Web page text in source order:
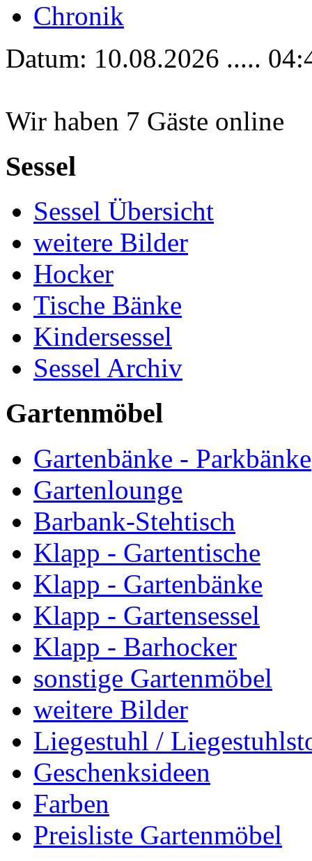
Chronik
Datum: 10.08.2026 .....
Wir haben 7 Gäste online
Sessel
Sessel Übersicht
weitere Bilder
Hocker
Tische Bänke
Kindersessel
Sessel Archiv
Gartenmöbel
Gartenbänke - Parkbänke
Gartenlounge
Barbank-Stehtisch
Klapp - Gartentische
Klapp - Gartenbänke
Klapp - Gartensessel
Klapp - Barhocker
sonstige Gartenmöbel
weitere Bilder
Liegestuhl /
Geschenksideen
Farben
Preisliste Gartenmöbel